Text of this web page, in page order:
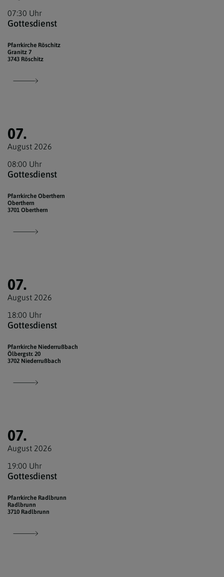
07:30 Uhr
Gottesdienst
Pfarrkirche Röschitz
Granitz 7
3743 Röschitz
07.
August 2026
08:00 Uhr
Gottesdienst
Pfarrkirche Oberthern
Oberthern
3701 Oberthern
07.
August 2026
18:00 Uhr
Gottesdienst
Pfarrkirche Niederrußbach
Ölbergstr. 20
3702 Niederrußbach
07.
August 2026
19:00 Uhr
Gottesdienst
Pfarrkirche Radlbrunn
Radlbrunn
3710 Radlbrunn